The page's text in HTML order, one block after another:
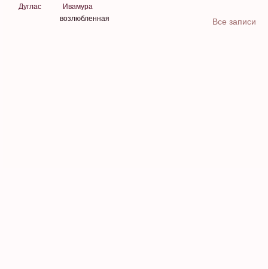
Дуглас
Ивамура
возлюбленная
Все записи